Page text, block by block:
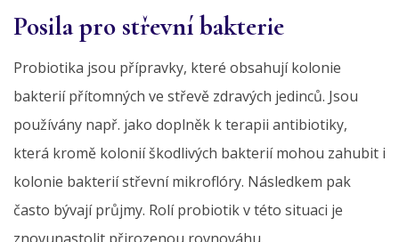
Posila pro střevní bakterie
Probiotika jsou přípravky, které obsahují kolonie
bakterií přítomných ve střevě zdravých jedinců. Jsou
používány např. jako doplněk k terapii antibiotiky,
která kromě kolonií škodlivých bakterií mohou zahubit i
kolonie bakterií střevní mikroflóry. Následkem pak
často bývají průjmy. Rolí probiotik v této situaci je